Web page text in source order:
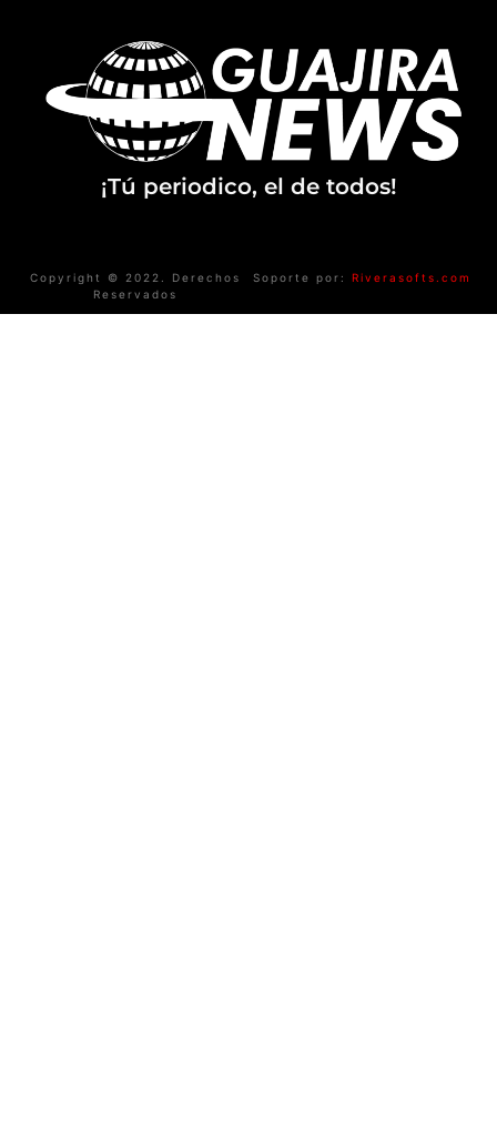
¡Tú periodico, el de todos!
Copyright © 2022. Derechos
Reservados
Soporte por: Riverasofts.com